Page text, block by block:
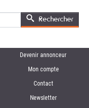
Rechercher
Devenir annonceur
Mon compte
Contact
Newsletter